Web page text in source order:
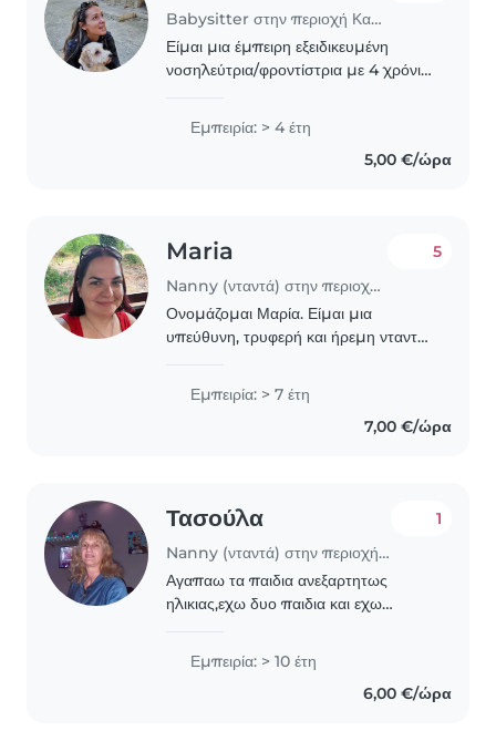
Babysitter στην περιοχή Καλαμαριά
Είμαι μια έμπειρη εξειδικευμένη
νοσηλεύτρια/φροντίστρια με 4 χρόνια
με ιδιαίτερες ανάγκες όπως
Εμπειρία: > 4 έτη
5,00 €/ώρα
Maria
Nanny (νταντά) στην περιοχή Καλαμαριά
5
Ονομάζομαι Μαρία. Είμαι μια
υπεύθυνη, τρυφερή και ήρεμη νταντά
βρεφονηπιοκόμος με μεταπτυχιακό
στις Επιστήμες της Αγωγής. Μιλώ..
Εμπειρία: > 7 έτη
7,00 €/ώρα
Τασούλα
Nanny (νταντά) στην περιοχή Καλαμαριά
1
Αγαπαω τα παιδια ανεξαρτητως
ηλικιας,εχω δυο παιδια και εχω
Εμπειρία: > 10 έτη
6,00 €/ώρα